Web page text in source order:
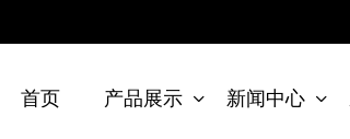
首页 产品展示 新闻中心